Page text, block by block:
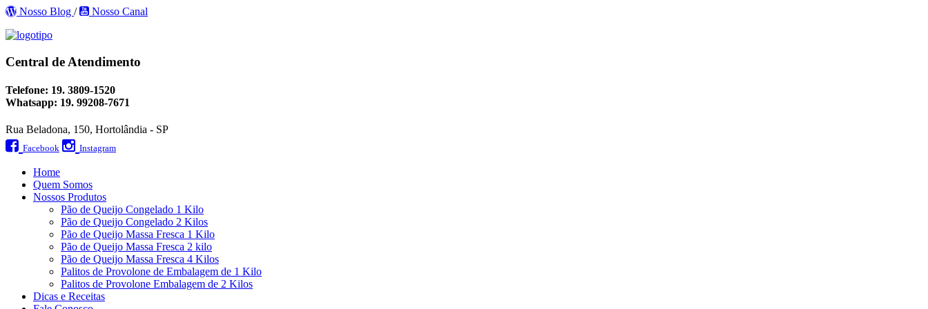
Nosso Blog / Nosso Canal
Central de Atendimento
Telefone: 19. 3809-1520
Whatsapp: 19. 99208-7671
Rua Beladona, 150, Hortolândia - SP
Facebook Instagram
Home
Quem Somos
Nossos Produtos
Pão de Queijo Congelado 1 Kilo
Pão de Queijo Congelado 2 Kilos
Pão de Queijo Massa Fresca 1 Kilo
Pão de Queijo Massa Fresca 2 kilo
Pão de Queijo Massa Fresca 4 Kilos
Palitos de Provolone de Embalagem de 1 Kilo
Palitos de Provolone Embalagem de 2 Kilos
Dicas e Receitas